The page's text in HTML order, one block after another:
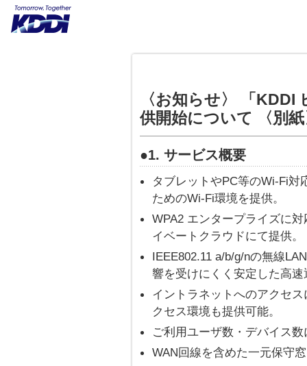
〈お知らせ〉 「
供開始について 〈別紙
●1. サービス概要
タブレットやPC等のWi-Fi対
ためのWi-Fi環境を提供。
WPA2 エンタープライズに
イベートクラウドにて提供。
IEEE802.11 a/b/g/nの無線
響を受けにくく安定した高
イントラネットへのアクセ
クセス環境も提供可能。
ご利用ユーザ数・デバイス
WAN回線を含めた一元保守